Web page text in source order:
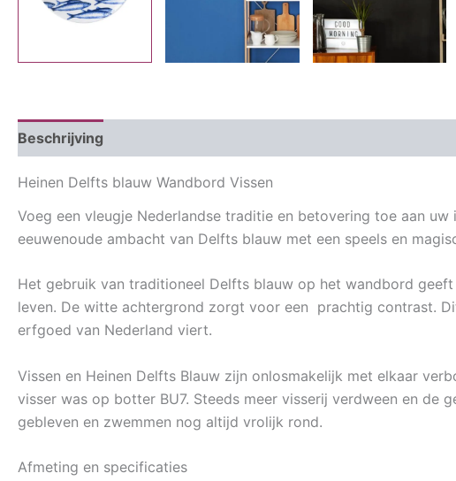
Beschrijving
Heinen Delfts blauw Wandbord Vissen
Voeg een vleugje Nederlandse traditie en betovering toe aan uw
eeuwenoude ambacht van Delfts blauw met een speels en
Het gebruik van traditioneel Delfts blauw op het wandbord
leven. De witte achtergrond zorgt voor een prachtig contrast.
erfgoed van Nederland viert.
Vissen en Heinen Delfts Blauw zijn onlosmakelijk met elkaar
visser was op botter BU7. Steeds meer visserij verdween en de
gebleven en zwemmen nog altijd vrolijk rond.
Afmeting en specificaties